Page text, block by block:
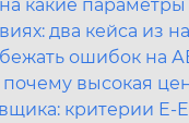
какие
два кейса из
ошибок на
высокая
критерии E-